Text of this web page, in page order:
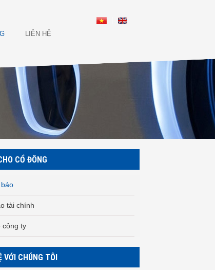
LIÊN HỆ
CỔ ĐÔNG
tài chính
công ty
VỚI CHÚNG TÔI